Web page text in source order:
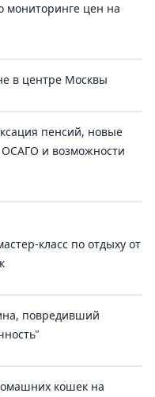
мониторинге цен на
в центре Москвы
пенсий, новые
и возможности
класс по отдыху от
повредивший
кошек на